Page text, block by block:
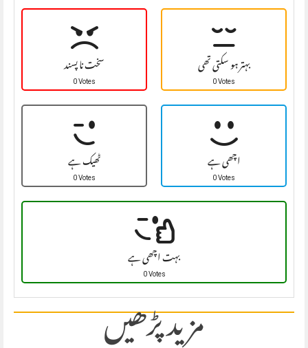
سخت نا پسند
0 Votes بہتر ہو سکتی تھی
0 Votes
ٹھیک ہے
0 Votes اچھی ہے
0 Votes
بہت اچھی ہے
0 Votes
مزید پڑھیں